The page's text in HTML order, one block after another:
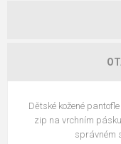
Dětské kožené
zip na vrchním
správném